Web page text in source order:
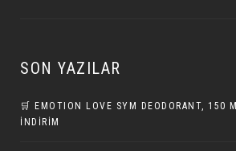
SON YAZILAR
🛒 EMOTION LOVE SYM DEODORANT, 150
İNDIRIM